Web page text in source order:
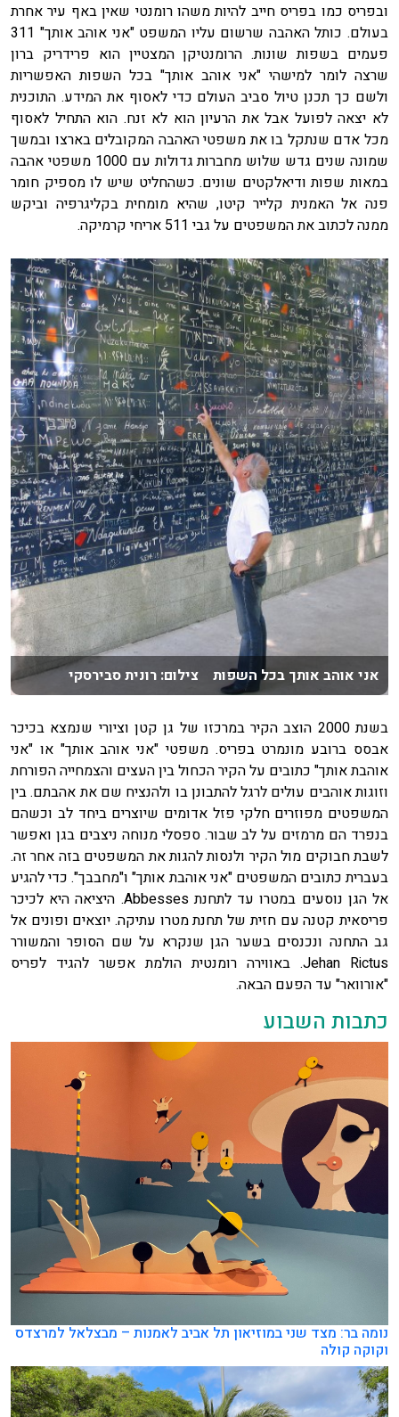
ובפריס כמו בפריס חייב להיות משהו רומנטי שאין באף עיר אחרת
בעולם. כותל האהבה שרשום עליו המשפט "אני אוהב אותך" 311
פעמים בשפות שונות. הרומנטיקן המצטיין הוא פרידריק ברון
שרצה לומר למישהי "אני אוהב אותך" בכל השפות האפשריות
ולשם כך תכנן טיול סביב העולם כדי לאסוף את המידע. התוכנית
לא יצאה לפועל אבל את הרעיון הוא לא זנח. הוא התחיל לאסוף
מכל אדם שנתקל בו את משפטי האהבה המקובלים בארצו ובמשך
שמונה שנים גדש שלוש מחברות גדולות עם 1000 משפטי אהבה
במאות שפות ודיאלקטים שונים. כשהחליט שיש לו מספיק חומר
פנה אל האמנית קלייר קיטו, שהיא מומחית בקליגרפיה וביקש
ממנה לכתוב את המשפטים על גבי 511 אריחי קרמיקה.
אני אוהב אותך בכל השפות צילום: רונית סבירסקי
בשנת 2000 הוצב הקיר במרכזו של גן קטן וציורי שנמצא בכיכר
אבסס ברובע מונמרט בפריס. משפטי "אני אוהב אותך" או "אני
אוהבת אותך" כתובים על הקיר הכחול בין העצים והצמחייה הפורחת
וזוגות אוהבים עולים לרגל להתבונן בו ולהנציח שם את אהבתם. בין
המשפטים מפוזרים חלקי פזל אדומים שיוצרים ביחד לב וכשהם
בנפרד הם מרמזים על לב שבור. ספסלי מנוחה ניצבים בגן ואפשר
לשבת חבוקים מול הקיר ולנסות להגות את המשפטים בזה אחר זה.
בעברית כתובים המשפטים "אני אוהבת אותך" ו"מחבבך". כדי להגיע
אל הגן נוסעים במטרו עד לתחנת Abbesses. היציאה היא לכיכר
פריסאית קטנה עם חזית של תחנת מטרו עתיקה. יוצאים ופונים אל
גב התחנה ונכנסים בשער הגן שנקרא על שם הסופר והמשורר
Jehan Rictus. באווירה רומנטית הולמת אפשר להגיד לפריס
"אורוואר" עד הפעם הבאה.
כתבות השבוע
נומה בר: מצד שני במוזיאון תל אביב לאמנות – מבצלאל למרצדס
וקוקה קולה